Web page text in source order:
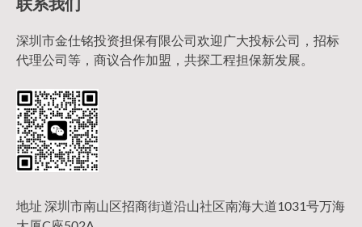
深圳市金仕铭投资担保有限公司欢迎广大投标公司，招标
代理公司等，商议合作加盟，共探工程担保新发展。
地址 深圳市南山区招商街道沿山社区南海大道1031号万海